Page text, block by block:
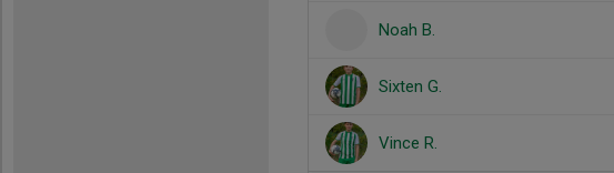
Noah B.
Sixten G.
Vince R.